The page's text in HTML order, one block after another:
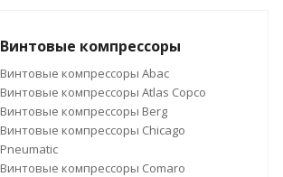
Винтовые компрессоры
Винтовые компрессоры Abac
Винтовые компрессоры Atlas Copco
Винтовые компрессоры Berg
Винтовые компрессоры Chicago
Pneumatic
Винтовые компрессоры Comaro